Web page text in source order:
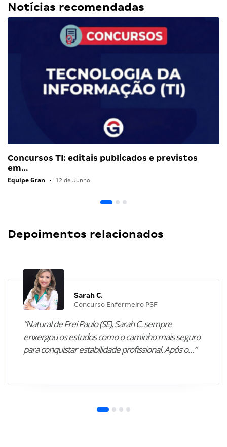
Notícias recomendadas
Concursos TI: editais publicados e previstos
em…
Equipe Gran • 12 de Junho
Depoimentos relacionados
Sarah C.
Concurso Enfermeiro PSF
“Natural de Frei Paulo (SE), Sarah C. sempre
enxergou os estudos como o caminho mais seguro
para conquistar estabilidade profissional. Após o…”